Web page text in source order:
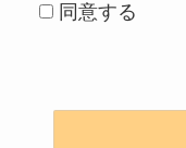
同意する